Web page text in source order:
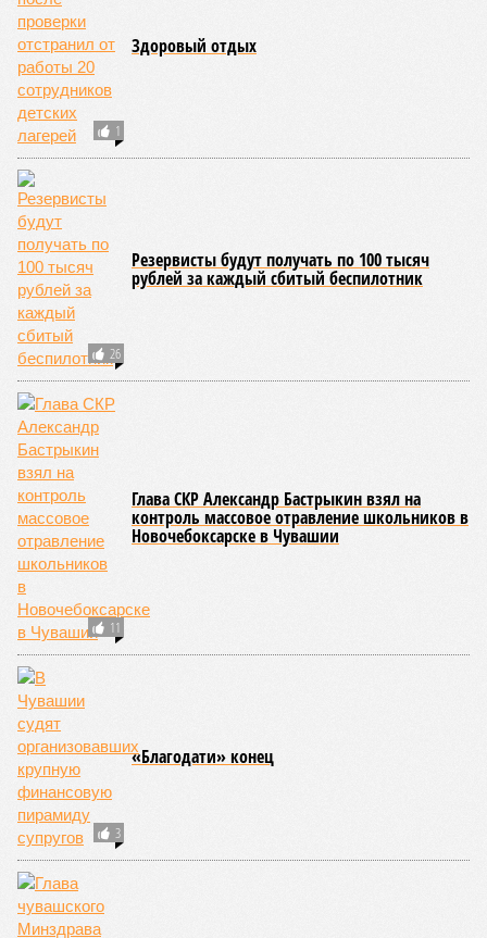
06/08
жителя Чебоксар
05/08
В Чебоксарах снесут 46 строений рядом с
проблемной «Кувшинкой»
04/08
Житель Екатеринбурга по указанию мошенников
ограбил квартиру в Чебоксарах
НОВОСТИ ПАРТНЕРОВ
ЕЩЕ ИЗ РАЗДЕЛА «ОБЩЕСТВО»
ремонт пищеблоков